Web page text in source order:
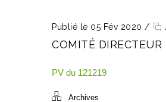
Publié le 05 Fév 2020 /
COMITÉ DIRECTEUR
PV du 121219
Archives